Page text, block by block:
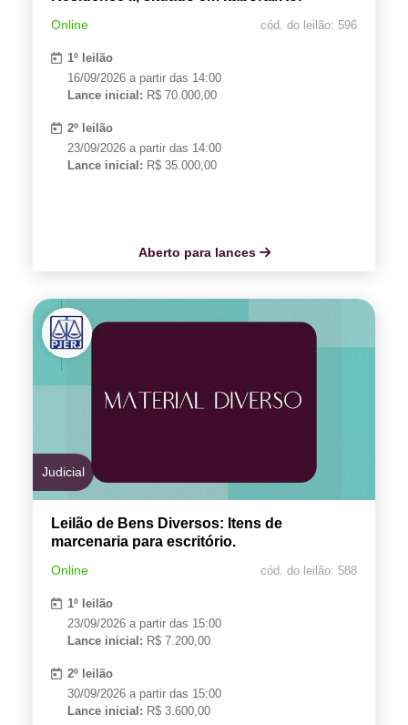
Online cód. do leilão: 596
1º leilão
16/09/2026 a partir das 14:00
Lance inicial: R$ 70.000,00
2º leilão
23/09/2026 a partir das 14:00
Lance inicial: R$ 35.000,00
Aberto para lances
Judicial
Leilão de Bens Diversos: Itens de
marcenaria para escritório.
Online cód. do leilão: 588
1º leilão
23/09/2026 a partir das 15:00
Lance inicial: R$ 7.200,00
2º leilão
30/09/2026 a partir das 15:00
Lance inicial: R$ 3.600,00